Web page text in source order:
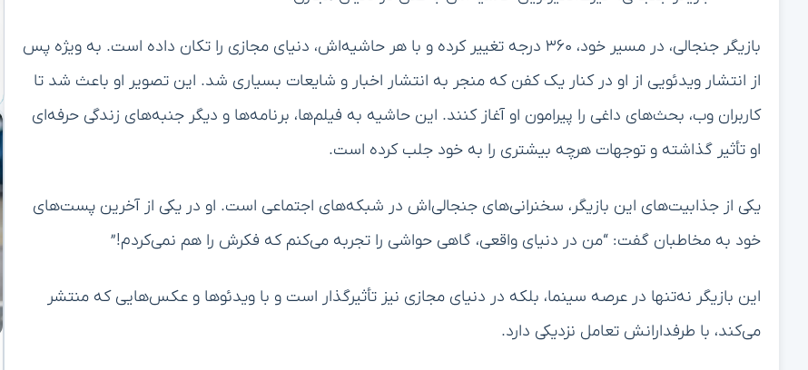
بازیگر جنجالی، در مسیر خود، ۳۶۰ درجه تغییر کرده و با هر حاشیه‌اش، دنیای مجازی را تکان داده است. به ویژه پس
از انتشار ویدئویی از او در کنار یک کفن که منجر به انتشار اخبار و شایعات بسیاری شد. این تصویر او باعث شد تا
کاربران وب، بحث‌های داغی را پیرامون او آغاز کنند. این حاشیه به فیلم‌ها، برنامه‌ها و دیگر جنبه‌های زندگی حرفه‌ای
او تأثیر گذاشته و توجهات هرچه بیشتری را به خود جلب کرده است.
یکی از جذابیت‌های این بازیگر، سخنرانی‌های جنجالی‌اش در شبکه‌های اجتماعی است. او در یکی از آخرین پست‌های
خود به مخاطبان گفت: “من در دنیای واقعی، گاهی حواشی را تجربه می‌کنم که فکرش را هم نمی‌کردم!”
این بازیگر نه‌تنها در عرصه سینما، بلکه در دنیای مجازی نیز تأثیرگذار است و با ویدئوها و عکس‌هایی که منتشر
می‌کند، با طرفدارانش تعامل نزدیکی دارد.